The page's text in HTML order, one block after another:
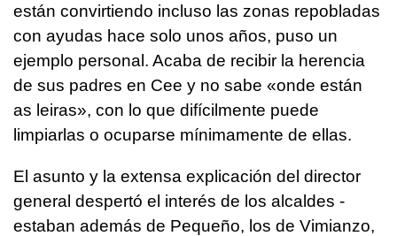
están convirtiendo incluso las zonas repobladas
con ayudas hace solo unos años, puso un
ejemplo personal. Acaba de recibir la herencia
de sus padres en Cee y no sabe «onde están
as leiras», con lo que difícilmente puede
limpiarlas o ocuparse mínimamente de ellas.
El asunto y la extensa explicación del director
general despertó el interés de los alcaldes -
estaban además de Pequeño, los de Vimianzo,